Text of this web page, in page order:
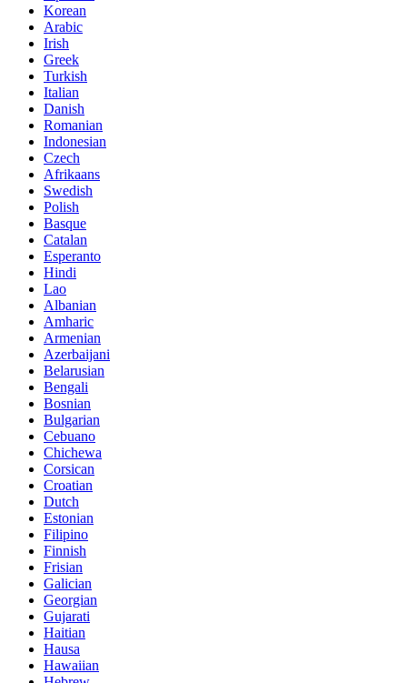
Korean
Arabic
Irish
Greek
Turkish
Italian
Danish
Romanian
Indonesian
Czech
Afrikaans
Swedish
Polish
Basque
Catalan
Esperanto
Hindi
Lao
Albanian
Amharic
Armenian
Azerbaijani
Belarusian
Bengali
Bosnian
Bulgarian
Cebuano
Chichewa
Corsican
Croatian
Dutch
Estonian
Filipino
Finnish
Frisian
Galician
Georgian
Gujarati
Haitian
Hausa
Hawaiian